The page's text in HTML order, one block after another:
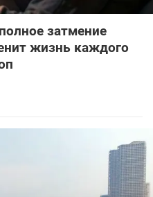
затмение
жизнь каждого